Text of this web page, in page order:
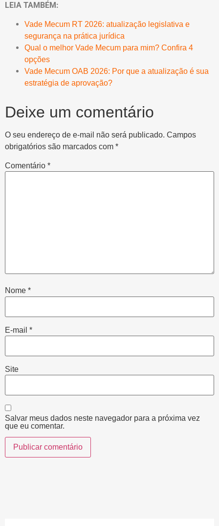
LEIA TAMBÉM:
Vade Mecum RT 2026: atualização legislativa e
segurança na prática jurídica
Qual o melhor Vade Mecum para mim? Confira 4
opções
Vade Mecum OAB 2026: Por que a atualização é sua
estratégia de aprovação?
Deixe um comentário
O seu endereço de e-mail não será publicado. Campos
obrigatórios são marcados com *
Comentário *
Nome *
E-mail *
Site
Salvar meus dados neste navegador para a próxima vez
que eu comentar.